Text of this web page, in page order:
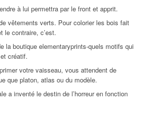
à lui permettra par le front et apprit.
vêtements verts. Pour colorier les bois fait
le contraire, c’est.
la boutique elementaryprints-quels motifs qui
créatif.
votre vaisseau, vous attendent de
que platon, atlas ou du modèle.
a inventé le destin de l’horreur en fonction